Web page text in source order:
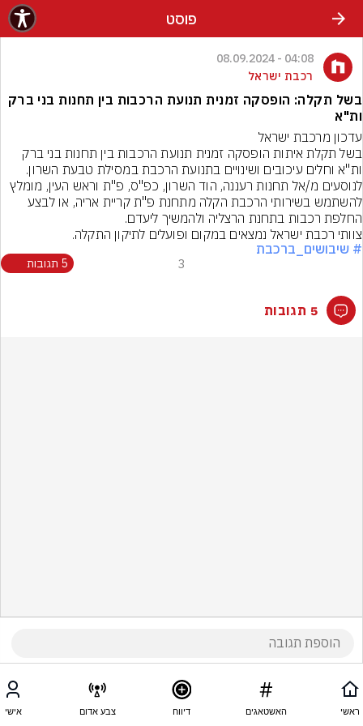
פוסט
04:08 - 08.09.2024
רכבת ישראל
בשל תקלה: הופסקה זמנית תנועת הרכבות בין תחנות בני ברק
ות"א
לנוסעים מ/אל תחנות רעננה, הוד השרון, כפ"ס, פ"ת וראש העין, מומלץ
צוותי רכבת ישראל נמצאים במקום ופועלים לתיקון התקלה.
# שיבושים_ברכבת
3 5 תגובות
5 תגובות
ראשי האשטאגים דיווח צבע אדום אישי